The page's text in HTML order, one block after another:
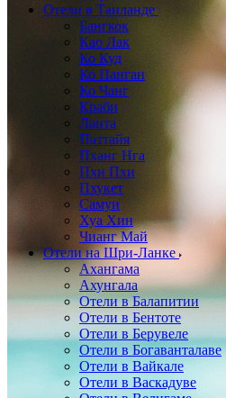
Отели в Таиланде
Бангкок
Као Лак
Ко Куд
Ко Панган
Ко Чанг
Краби
Ланта
Паттайя
Пханг Нга
Пхи Пхи
Пхукет
Самуи
Хуа Хин
Чианг Май
Отели на Шри-Ланке
Ахангама
Ахунгала
Отели в Балапитии
Отели в Бентоте
Отели в Берувеле
Отели в Богаванталаве
Отели в Вайкале
Отели в Васкадуве